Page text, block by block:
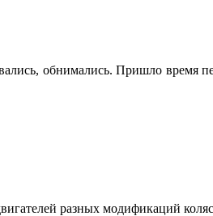
обнимались. Пришло время
разных модификаций